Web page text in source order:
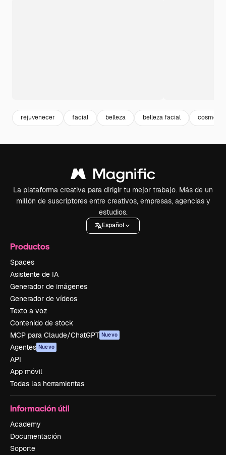
rejuvenecer facial belleza belleza facial
La plataforma creativa para dirigir tu mejor trabajo. Más de un
millón de suscriptores entre creativos, empresas, agencias y
estudios.
Español
Productos
Spaces
Asistente de IA
Generador de imágenes
Generador de vídeos
Texto a voz
Contenido de stock
MCP para Claude/ChatGPT Nuevo
Agentes Nuevo
API
App móvil
Todas las herramientas
Información útil
Academy
Documentación
Soporte